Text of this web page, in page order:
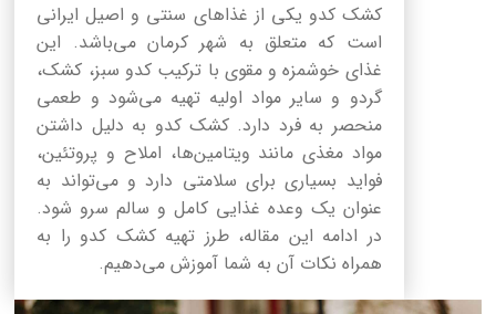
کشک کدو یکی از غذاهای سنتی و اصیل ایرانی
است که متعلق به شهر کرمان می‌باشد. این
غذای خوشمزه و مقوی با ترکیب کدو سبز، کشک،
گردو و سایر مواد اولیه تهیه می‌شود و طعمی
منحصر به فرد دارد. کشک کدو به دلیل داشتن
مواد مغذی مانند ویتامین‌ها، املاح و پروتئین،
فواید بسیاری برای سلامتی دارد و می‌تواند به
عنوان یک وعده غذایی کامل و سالم سرو شود.
در ادامه این مقاله، طرز تهیه کشک کدو را به
همراه نکات آن به شما آموزش می‌دهیم.